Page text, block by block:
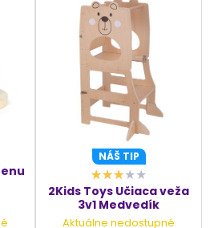
NÁŠ TIP
2Kids Toys Učiaca veža
3v1 Medvedík
Aktuálne nedostupné